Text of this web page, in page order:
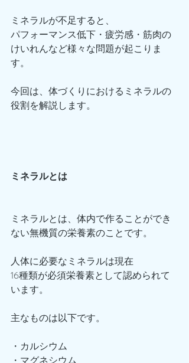
ミネラルが不足すると、
パフォーマンス低下・疲労感・筋肉の
けいれんなど様々な問題が起こりま
す。
今回は、体づくりにおけるミネラルの
役割を解説します。
ミネラルとは
ミネラルとは、体内で作ることができ
ない無機質の栄養素のことです。
人体に必要なミネラルは現在
16種類が必須栄養素として認められて
います。
主なものは以下です。
・カルシウム